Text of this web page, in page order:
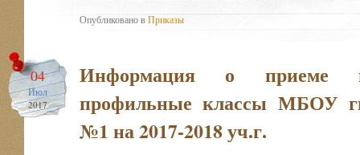
Опубликовано вПриказы
04
Июл
2017
Информация о приеме
профильные классы МБОУ
№1 на 2017-2018 уч.г.